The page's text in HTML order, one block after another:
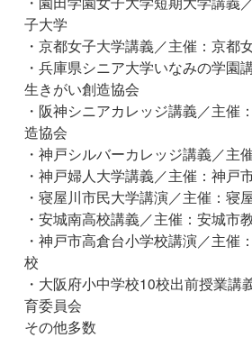
子大学
・京都女子大学講義／主催：京都
・兵庫県シニア大学いなみの学園
生きがい創造協会
・阪神シニアカレッジ講義／主催
造協会
・神戸シルバーカレッジ講義／主
・神戸婦人大学講義／主催：神戸
・寝屋川市民大学講演／主催：寝
・安城南高校講義／主催：安城市
・神戸市高倉台小学校講演／主催
校
・大阪府小中学校10校出前授業講
育委員会
その他多数